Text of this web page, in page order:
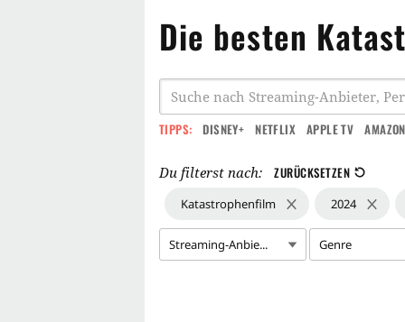
Die besten
TIPPS: DISNEY+ NETFLIX APPLE TV
Du filterst nach: ZURÜCKSETZEN
Katastrophenfilm 2024
Streaming-Anbie... Genre